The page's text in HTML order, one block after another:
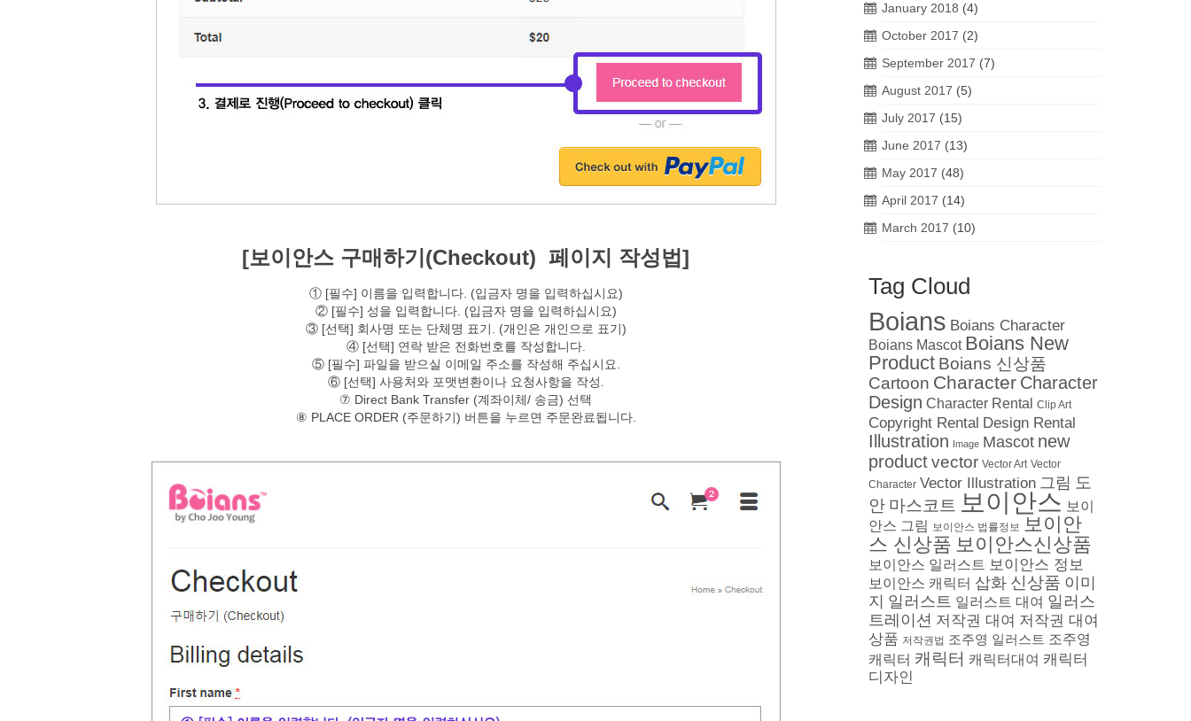
[보이안스 구매하기(Checkout) 페이지 작성법]
① [필수] 이름을 입력합니다. (입금자 명을 입력하십시요)
② [필수] 성을 입력합니다. (입금자 명을 입력하십시요)
③ [선택] 회사명 또는 단체명 표기. (개인은 개인으로 표기)
④ [선택] 연락 받은 전화번호를 작성합니다.
⑤ [필수] 파일을 받으실 이메일 주소를 작성해 주십시요.
⑥ [선택] 사용처와 포맷변환이나 요청사항을 작성.
⑦ Direct Bank Transfer (계좌이체/ 송금) 선택
⑧ PLACE ORDER (주문하기) 버튼을 누르면 주문완료됩니다.
January 2018 (4)
October 2017 (2)
September 2017 (7)
August 2017 (5)
July 2017 (15)
June 2017 (13)
May 2017 (48)
April 2017 (14)
March 2017 (10)
Tag Cloud
Boians Boians Character
Boians Mascot Boians New
Product Boians 신상품
Cartoon Character Character
Design Character Rental Clip Art
Copyright Rental Design Rental
Illustration Image Mascot new
product vector Vector Art Vector
Character Vector Illustration 그림 도
안 마스코트 보이안스 보이
안스 그림 보이안스 법률정보 보이안
스 신상품 보이안스신상품
보이안스 일러스트 보이안스 정보
보이안스 캐릭터 삽화 신상품 이미
지 일러스트 일러스트 대여 일러스
트레이션 저작권 대여 저작권 대여
상품 저작권법 조주영 일러스트 조주영
캐릭터 캐릭터 캐릭터대여 캐릭터
디자인